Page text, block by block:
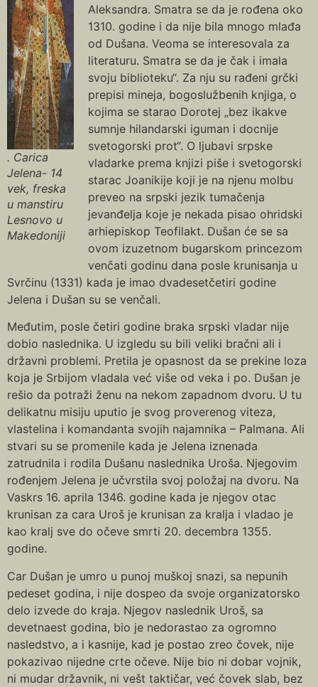
. Carica
Jelena- 14
vek, freska
u manstiru
Lesnovo u
Makedoniji
Aleksandra. Smatra se da je rođena oko
1310. godine i da nije bila mnogo mlađa
od Dušana. Veoma se interesovala za
literaturu. Smatra se da je čak i imala
svoju biblioteku“. Za nju su rađeni grčki
prepisi mineja, bogoslužbenih knjiga, o
kojima se starao Dorotej „bez ikakve
sumnje hilandarski iguman i docnije
svetogorski prot“. O ljubavi srpske
vladarke prema knjizi piše i svetogorski
starac Joanikije koji je na njenu molbu
preveo na srpski jezik tumačenja
jevanđelja koje je nekada pisao ohridski
arhiepiskop Teofilakt. Dušan će se sa
ovom izuzetnom bugarskom princezom
venčati godinu dana posle krunisanja u
Svrčinu (1331) kada je imao dvadesetčetiri godine
Jelena i Dušan su se venčali.
Međutim, posle četiri godine braka srpski vladar nije
dobio naslednika. U izgledu su bili veliki bračni ali i
državni problemi. Pretila je opasnost da se prekine loza
koja je Srbijom vladala već više od veka i po. Dušan je
rešio da potraži ženu na nekom zapadnom dvoru. U tu
delikatnu misiju uputio je svog proverenog viteza,
vlastelina i komandanta svojih najamnika – Palmana. Ali
stvari su se promenile kada je Jelena iznenada
zatrudnila i rodila Dušanu naslednika Uroša. Njegovim
rođenjem Jelena je učvrstila svoj položaj na dvoru. Na
Vaskrs 16. aprila 1346. godine kada je njegov otac
krunisan za cara Uroš je krunisan za kralja i vladao je
kao kralj sve do očeve smrti 20. decembra 1355.
godine.
Car Dušan je umro u punoj muškoj snazi, sa nepunih
pedeset godina, i nije dospeo da svoje organizatorsko
delo izvede do kraja. Njegov naslednik Uroš, sa
devetnaest godina, bio je nedorastao za ogromno
nasledstvo, a i kasnije, kad je postao zreo čovek, nije
pokazivao nijedne crte očeve. Nije bio ni dobar vojnik,
ni mudar državnik, ni vešt taktičar, već čovek slab, bez